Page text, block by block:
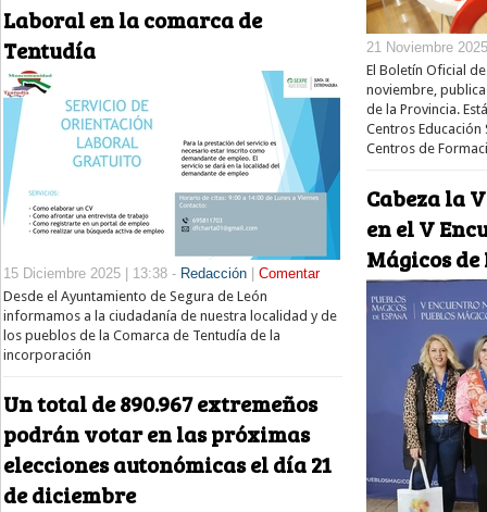
Laboral en la comarca de
Tentudía
15 Diciembre 2025 | 13:38 - Redacción
Comentar
Desde el Ayuntamiento de Segura de León
informamos a la ciudadanía de nuestra localidad y de
los pueblos de la Comarca de Tentudía de la
incorporación
Un total de 890.967 extremeños
podrán votar en las próximas
elecciones autonómicas el día 21
de diciembre
21 Noviembre
El Boletín Oficial
noviembre,
de la Provincia.
Centros Educación
Centros de
Cabeza la
en el V
Mágicos de